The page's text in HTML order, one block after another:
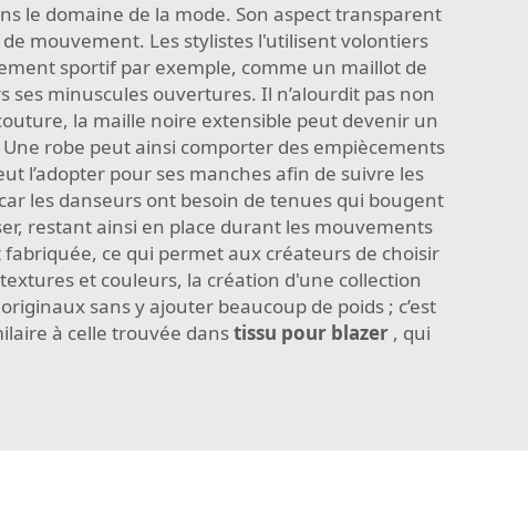
le domaine de la mode. Son aspect transparent
mouvement. Les stylistes l'utilisent volontiers
sportif par exemple, comme un maillot de
minuscules ouvertures. Il n’alourdit pas non
la maille noire extensible peut devenir un
robe peut ainsi comporter des empiècements
l’adopter pour ses manches afin de suivre les
les danseurs ont besoin de tenues qui bougent
restant ainsi en place durant les mouvements
ce qui permet aux créateurs de choisir
et couleurs, la création d'une collection
sans y ajouter beaucoup de poids ; c’est
à celle trouvée danstissu pour blazer , qui